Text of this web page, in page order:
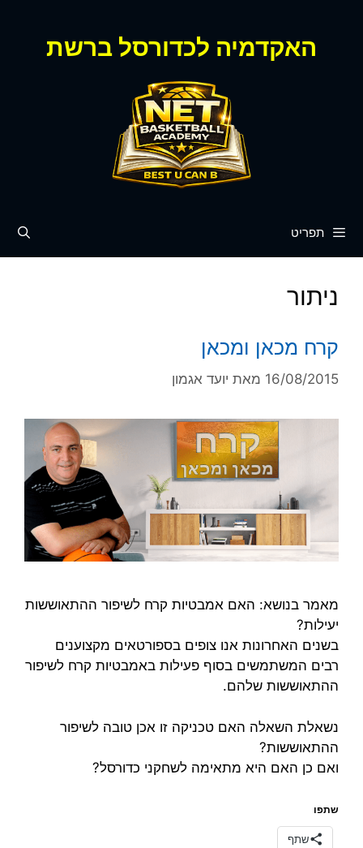
האקדמיה לכדורסל ברשת
תפריט
ניתור
קרח מכאן ומכאן
16/08/2015 מאת יועד אגמון
מאמר בנושא: האם אמבטיות קרח לשיפור ההתאוששות
יעילות?
בשנים האחרונות אנו צופים בספורטאים מקצוענים
רבים המשתמשים בסוף פעילות באמבטיות קרח לשיפור
ההתאוששות שלהם.
נשאלת השאלה האם טכניקה זו אכן טובה לשיפור
ההתאוששות?
ואם כן האם היא מתאימה לשחקני כדורסל?
שתפו
שתף